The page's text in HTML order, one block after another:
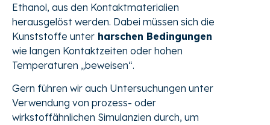
Ethanol, aus den Kontaktmaterialien
herausgelöst werden. Dabei müssen sich die
Kunststoffe unter harschen Bedingungen
wie langen Kontaktzeiten oder hohen
Temperaturen „beweisen“.
Gern führen wir auch Untersuchungen unter
Verwendung von prozess- oder
wirkstoffähnlichen Simulanzien durch, um